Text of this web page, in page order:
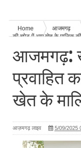
Home आजमगढ़
की चपेट में आए खेत के मालिक की
आजमगढ़:
प्रवाहित
खेत के
आज़मगढ़ लाइव 5/09/2025